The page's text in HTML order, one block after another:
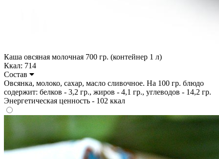
Каша овсяная молочная 700 гр. (контейнер 1 л)
Ккал: 714
Состав
Овсянка, молоко, сахар, масло сливочное. На 100 гр. блюдо
содержит: белков - 3,2 гр., жиров - 4,1 гр., углеводов - 14,2 гр.
Энергетическая ценность - 102 ккал